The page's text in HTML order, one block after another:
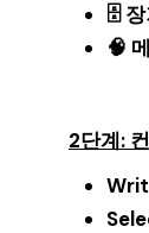
🗄️
🧠
2단계: